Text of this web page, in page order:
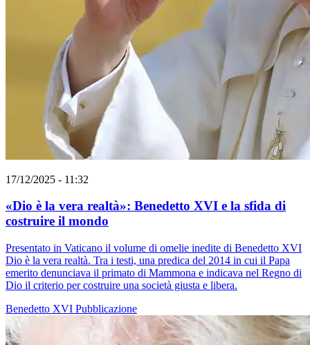
17/12/2025 - 11:32
«Dio è la vera realtà»: Benedetto XVI e la sfida di
costruire il mondo
Presentato in Vaticano il volume di omelie inedite di Benedetto XVI
Dio è la vera realtà. Tra i testi, una predica del 2014 in cui il Papa
emerito denunciava il primato di Mammona e indicava nel Regno di
Dio il criterio per costruire una società giusta e libera.
Benedetto XVI Pubblicazione